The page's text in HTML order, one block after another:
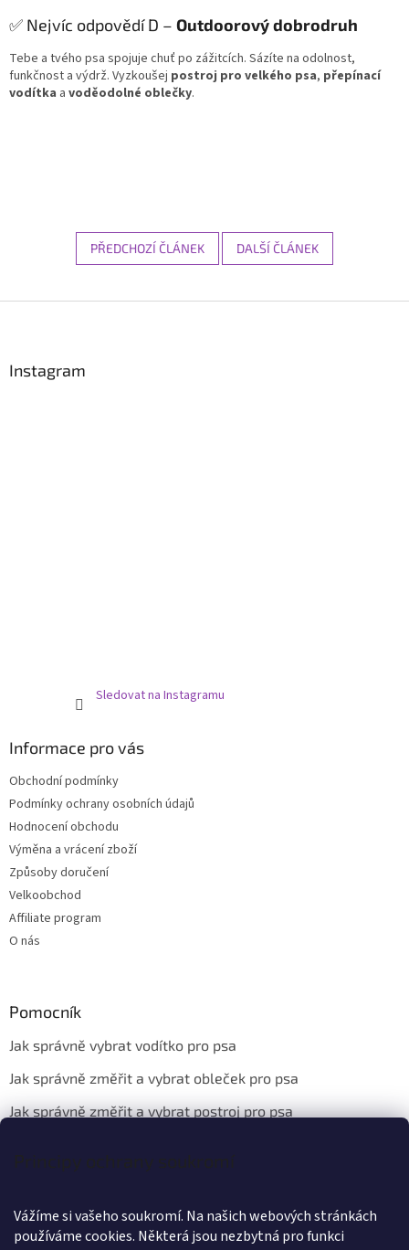
Principy ochrany soukromí
Vážíme si vašeho soukromí. Na našich webových stránkách
používáme cookies. Některá jsou nezbytná pro funkci
✅ Nejvíc odpovědí D – Outdoorový dobrodruh
Tebe a tvého psa spojuje chuť po zážitcích. Sázíte na odolnost,
funkčnost a výdrž. Vyzkoušej postroj pro velkého psa, přepínací
vodítka a voděodolné oblečky.
PŘEDCHOZÍ ČLÁNEK DALŠÍ ČLÁNEK
Instagram
Sledovat na Instagramu
Informace pro vás
Obchodní podmínky
Podmínky ochrany osobních údajů
Hodnocení obchodu
Výměna a vrácení zboží
Způsoby doručení
Velkoobchod
Affiliate program
O nás
Pomocník
Jak správně vybrat vodítko pro psa
Jak správně změřit a vybrat obleček pro psa
Jak správně změřit a vybrat postroj pro psa
info@wanteddog.cz
Wanted Dog